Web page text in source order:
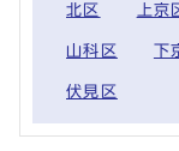
北区 上京
山科区 下
伏見区